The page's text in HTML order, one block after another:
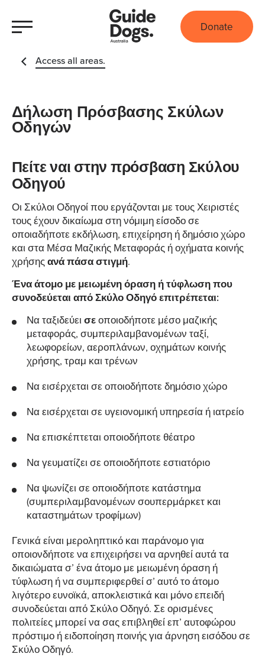
Donate
Access all areas.
Δήλωση Πρόσβασης Σκύλων
Οδηγών
Πείτε ναι στην πρόσβαση Σκύλου
Οδηγού
Οι Σκύλοι Οδηγοί που εργάζονται με τους Χειριστές
τους έχουν δικαίωμα στη νόμιμη είσοδο σε
οποιαδήποτε εκδήλωση, επιχείρηση ή δημόσιο χώρο
και στα Μέσα Μαζικής Μεταφοράς ή οχήματα κοινής
χρήσηςανά πάσα στιγμή.
Ένα άτομο με μειωμένη όραση ή τύφλωση που
συνοδεύεται από Σκύλο Οδηγό επιτρέπεται:
Να ταξιδεύει σεοποιοδήποτε μέσο μαζικής
μεταφοράς, συμπεριλαμβανομένων ταξί,
λεωφορείων, αεροπλάνων, οχημάτων κοινής
χρήσης, τραμ και τρένων
Να εισέρχεται σε οποιοδήποτε δημόσιο χώρο
Να εισέρχεται σε υγειονομική υπηρεσία ή ιατρείο
Να επισκέπτεται οποιοδήποτε θέατρο
Να γευματίζει σε οποιοδήποτε εστιατόριο
Να ψωνίζει σε οποιοδήποτε κατάστημα
(συμπεριλαμβανομένων σουπερμάρκετ και
καταστημάτων τροφίμων)
Γενικά είναι μεροληπτικό και παράνομο για
οποιονδήποτε να επιχειρήσει να αρνηθεί αυτά τα
δικαιώματα σ’ ένα άτομο με μειωμένη όραση ή
τύφλωση ή να συμπεριφερθεί σ’ αυτό το άτομο
λιγότερο ευνοϊκά, αποκλειστικά και μόνο επειδή
συνοδεύεται από Σκύλο Οδηγό. Σε ορισμένες
πολιτείες μπορεί να σας επιβληθεί επ’ αυτοφώρου
πρόστιμο ή ειδοποίηση ποινής για άρνηση εισόδου σε
Σκύλο Οδηγό.